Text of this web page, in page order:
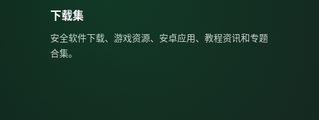
下载集
安全软件下载、游戏资源、安卓应用、教程资讯和专题
合集。